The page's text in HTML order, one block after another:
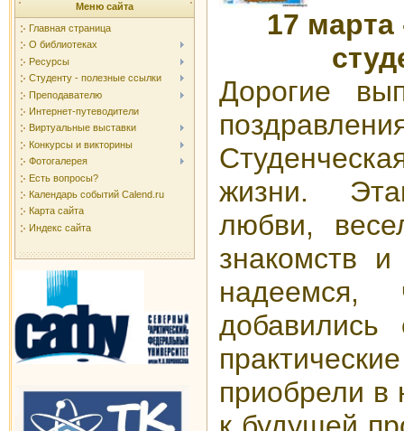
Меню сайта
Главная страница
О библиотеках
Ресурсы
Студенту - полезные ссылки
Преподавателю
Интернет-путеводители
Виртуальные выставки
Конкурсы и викторины
Фотогалерея
Есть вопросы?
Календарь событий Calend.ru
Карта сайта
Индекс сайта
17
Дорогие
жизни.
любви,
знакомств
приобрели в